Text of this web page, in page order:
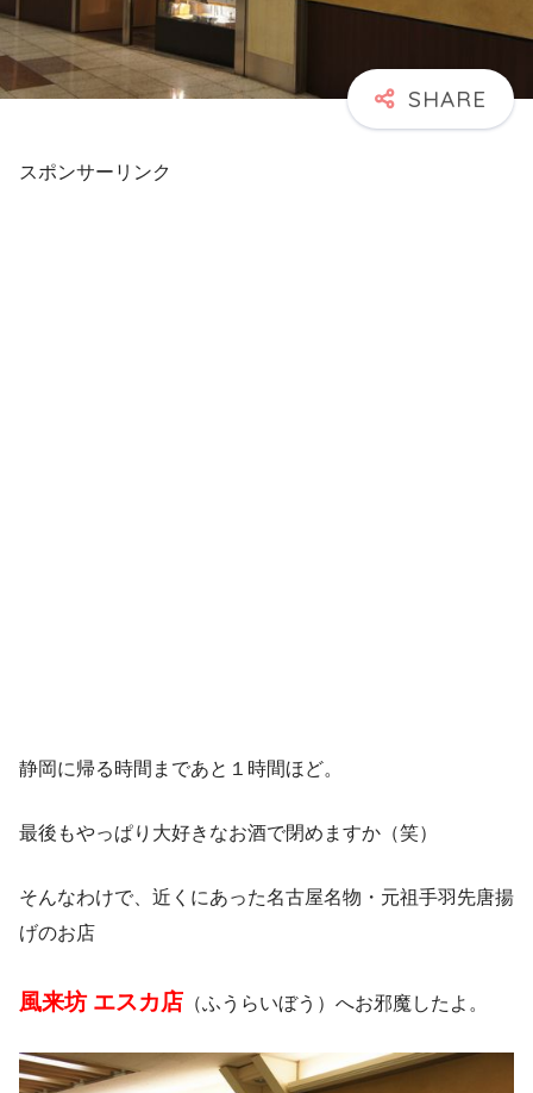
スポンサーリンク
静岡に帰る時間まであと１時間ほど。
最後もやっぱり大好きなお酒で閉めますか（笑）
そんなわけで、近くにあった名古屋名物・元祖手羽先唐揚
げのお店
風来坊 エスカ店 （ふうらいぼう）へお邪魔したよ。